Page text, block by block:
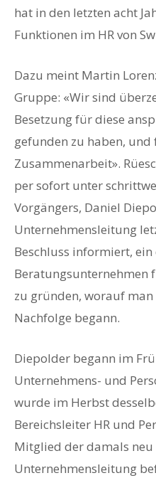
hat in den letzten acht
Funktionen im HR von
Dazu meint Martin
Gruppe: «Wir sind
Besetzung für diese
gefunden zu haben,
Zusammenarbeit».
per sofort unter
Vorgängers, Daniel
Unternehmensleitung
Beschluss informiert, ein
Beratungsunternehmen
zu gründen, worauf
Nachfolge begann.
Diepolder begann im
Unternehmens- und
wurde im Herbst
Bereichsleiter HR und
Mitglied der damals
Unternehmensleitung